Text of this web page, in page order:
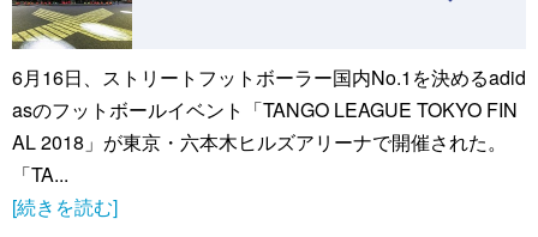
6月16日、ストリートフットボーラー国内No.1を決めるadid
asのフットボールイベント「TANGO LEAGUE TOKYO FIN
AL 2018」が東京・六本木ヒルズアリーナで開催された。
「TA...
[続きを読む]